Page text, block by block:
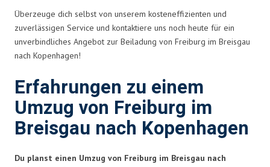
Überzeuge dich selbst von unserem kosteneffizienten und
zuverlässigen Service und kontaktiere uns noch heute für ein
unverbindliches Angebot zur Beiladung von Freiburg im Breisgau
nach Kopenhagen!
Erfahrungen zu einem
Umzug von Freiburg im
Breisgau nach Kopenhagen
Du planst einen Umzug von Freiburg im Breisgau nach